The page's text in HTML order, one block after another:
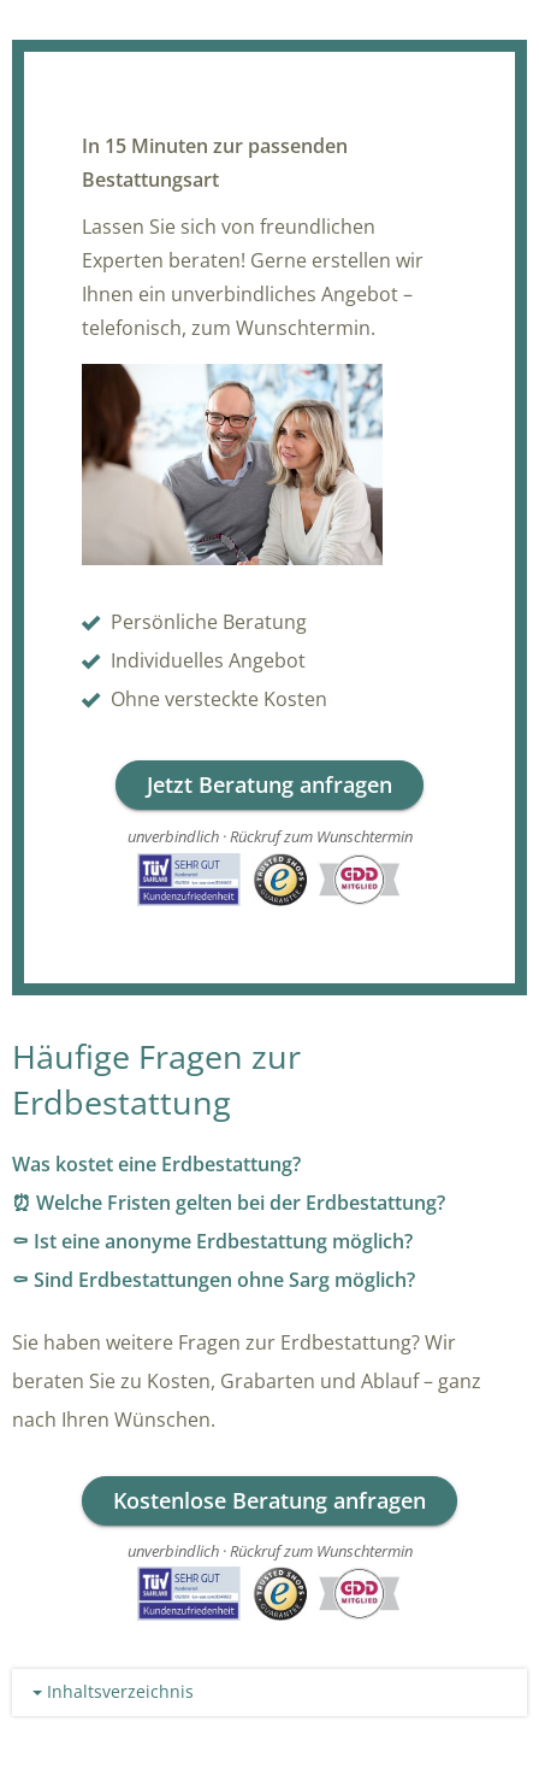
In 15 Minuten zur passenden
Bestattungsart
Lassen Sie sich von freundlichen
Experten beraten! Gerne erstellen wir
Ihnen ein unverbindliches Angebot –
telefonisch, zum Wunschtermin.
Persönliche Beratung
Individuelles Angebot
Ohne versteckte Kosten
Jetzt Beratung anfragen
unverbindlich · Rückruf zum Wunschtermin
Häufige Fragen zur
Erdbestattung
Was kostet eine Erdbestattung?
⏰ Welche Fristen gelten bei der Erdbestattung?
⚰️ Ist eine anonyme Erdbestattung möglich?
⚰️ Sind Erdbestattungen ohne Sarg möglich?
Sie haben weitere Fragen zur Erdbestattung? Wir
beraten Sie zu Kosten, Grabarten und Ablauf – ganz
nach Ihren Wünschen.
Kostenlose Beratung anfragen
unverbindlich · Rückruf zum Wunschtermin
Inhaltsverzeichnis